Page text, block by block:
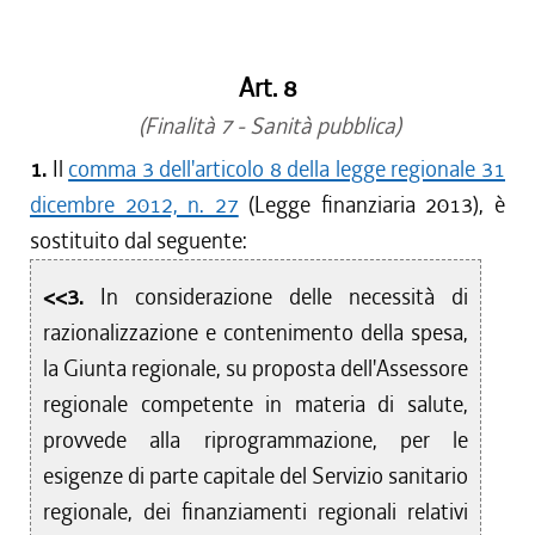
dal 30/05/2015 al 10/08/2015
dal 01/04/2015 al 29/05/2015
dal 26/02/2015 al 31/03/2015
dal 07/01/2015 al 25/02/2015
dal 01/01/2015 al 06/01/2015
dal 20/11/2014 al 31/12/2014
dal 08/08/2014 al 19/11/2014
dal 07/01/2014 al 23/07/2014
dal 01/01/2014 al 06/01/2014
dal 12/12/2013 al 31/12/2013
dal 17/10/2013 al 11/12/2013
dal 01/08/2013 al 16/10/2013
Art. 8
(Finalità 7 - Sanità pubblica)
1. Il comma 3 dell'articolo 8 della legge regionale 31
dicembre 2012, n. 27 (Legge finanziaria 2013), è
sostituito dal seguente:
<<3. In considerazione delle necessità di
razionalizzazione e contenimento della spesa,
la Giunta regionale, su proposta dell'Assessore
regionale competente in materia di salute,
provvede alla riprogrammazione, per le
esigenze di parte capitale del Servizio sanitario
regionale, dei finanziamenti regionali relativi